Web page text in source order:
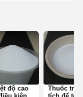
độ cao
Thuốc trầm